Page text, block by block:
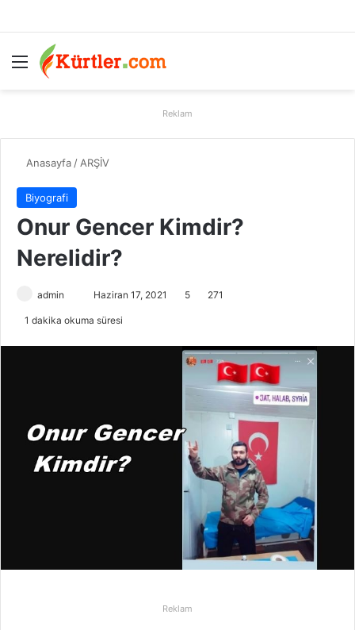
Menü
Reklam
Anasayfa / ARŞİV
Biyografi
Onur Gencer Kimdir?
Nerelidir?
admin
s
a
Haziran 17, 2021 5 271
1 dakika okuma süresi
Reklam